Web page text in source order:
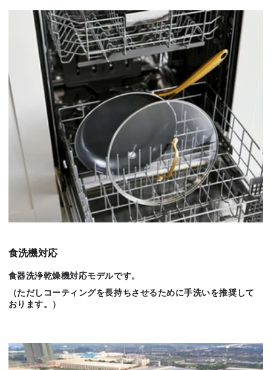
食洗機対応
食器洗浄乾燥機対応モデルです。
（ただしコーティングを長持ちさせるために手洗いを推奨して
おります。）